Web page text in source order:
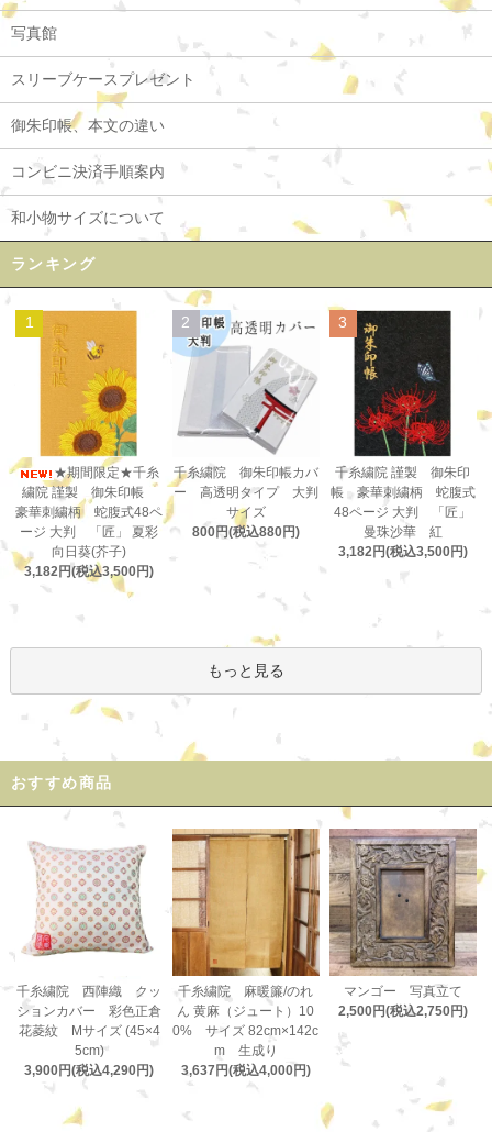
写真館
スリーブケースプレゼント
御朱印帳、本文の違い
コンビニ決済手順案内
和小物サイズについて
ランキング
1
★期間限定★千糸
繍院 謹製 御朱印帳
豪華刺繍柄 蛇腹式48ペ
ージ 大判 「匠」 夏彩
向日葵(芥子)
3,182円(税込3,500円)
2
千糸繍院 御朱印帳カバ
ー 高透明タイプ 大判
サイズ
800円(税込880円)
3
千糸繍院 謹製 御朱印
帳 豪華刺繍柄 蛇腹式
48ページ 大判 「匠」
曼珠沙華 紅
3,182円(税込3,500円)
もっと見る
おすすめ商品
千糸繍院 西陣織 クッ
ションカバー 彩色正倉
花菱紋 Mサイズ (45×4
5cm)
3,900円(税込4,290円)
千糸繍院 麻暖簾/のれ
ん 黄麻（ジュート）10
0% サイズ 82cm×142c
m 生成り
3,637円(税込4,000円)
マンゴー 写真立て
2,500円(税込2,750円)